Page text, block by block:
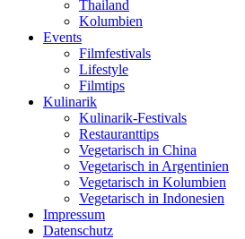
Thailand
Kolumbien
Events
Filmfestivals
Lifestyle
Filmtips
Kulinarik
Kulinarik-Festivals
Restauranttips
Vegetarisch in China
Vegetarisch in Argentinien
Vegetarisch in Kolumbien
Vegetarisch in Indonesien
Impressum
Datenschutz